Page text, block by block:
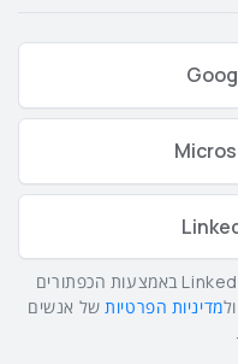
בלחיצה על Google, Microsoft וLinkedIn באמצעות הכפתורים
מדיניות הפרטיותשל אנשים